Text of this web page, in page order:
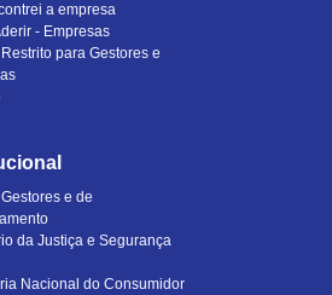
a empresa
- Empresas
para Gestores e
e de
da Justiça e Segurança
Nacional do Consumidor